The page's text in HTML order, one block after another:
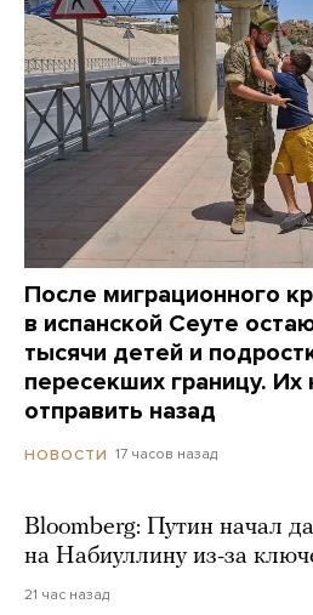
После миграционного
в испанской Сеуте
тысячи детей и
пересекших границу. Их
отправить назад
НОВОСТИ 17 часов назад
Bloomberg: Путин начал
на Набиуллину из-за
21 час назад